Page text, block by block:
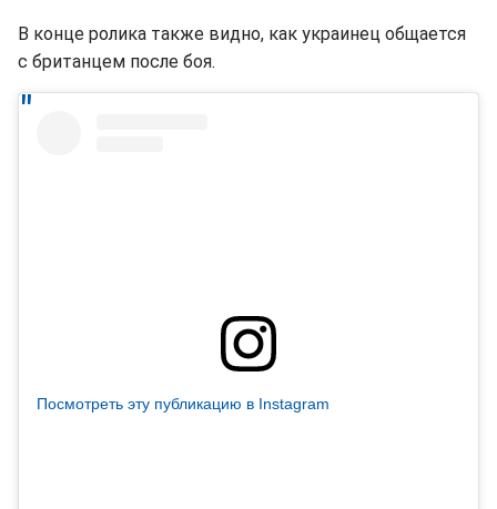
В конце ролика также видно, как украинец общается
с британцем после боя.
Посмотреть эту публикацию в Instagram